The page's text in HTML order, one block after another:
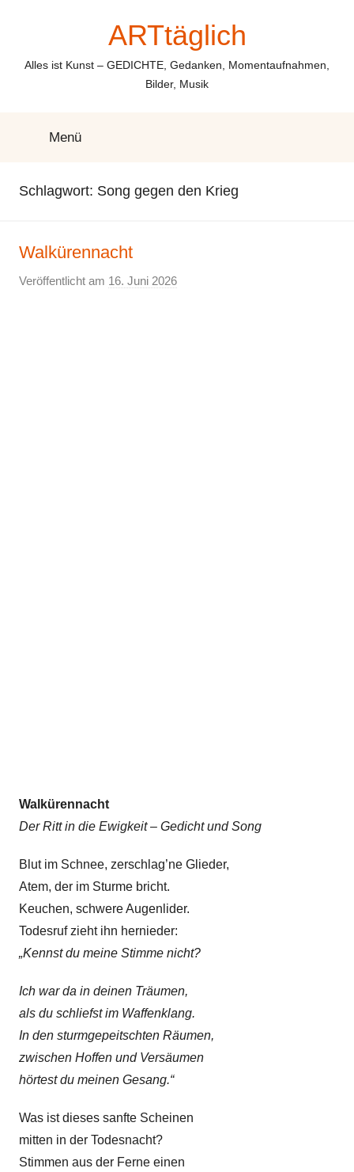
ARTtäglich
Alles ist Kunst – GEDICHTE, Gedanken, Momentaufnahmen,
Bilder, Musik
Menü
Schlagwort: Song gegen den Krieg
Walkürennacht
Veröffentlicht am 16. Juni 2026
Walkürennacht
Der Ritt in die Ewigkeit – Gedicht und Song
Blut im Schnee, zerschlag’ne Glieder,
Atem, der im Sturme bricht.
Keuchen, schwere Augenlider.
Todesruf zieht ihn hernieder:
„Kennst du meine Stimme nicht?
Ich war da in deinen Träumen,
als du schliefst im Waffenklang.
In den sturmgepeitschten Räumen,
zwischen Hoffen und Versäumen
hörtest du meinen Gesang.“
Was ist dieses sanfte Scheinen
mitten in der Todesnacht?
Stimmen aus der Ferne einen